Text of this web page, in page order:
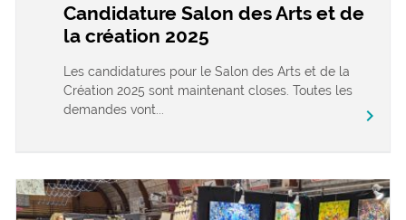
Candidature Salon des Arts et de
la création 2025
Les candidatures pour le Salon des Arts et de la
Création 2025 sont maintenant closes. Toutes les
demandes vont...
chevron_right